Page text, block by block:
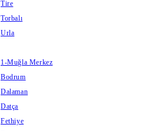
Tire
Torbalı
Urla
1-Muğla Merkez
Bodrum
Dalaman
Datça
Fethiye